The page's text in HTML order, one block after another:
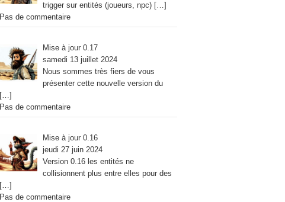
trigger sur entités (joueurs, npc) […]
Pas de commentaire
Mise à jour 0.17
samedi 13 juillet 2024
Nous sommes très fiers de vous
présenter cette nouvelle version du
[…]
Pas de commentaire
Mise à jour 0.16
jeudi 27 juin 2024
Version 0.16 les entités ne
collisionnent plus entre elles pour des
[…]
Pas de commentaire